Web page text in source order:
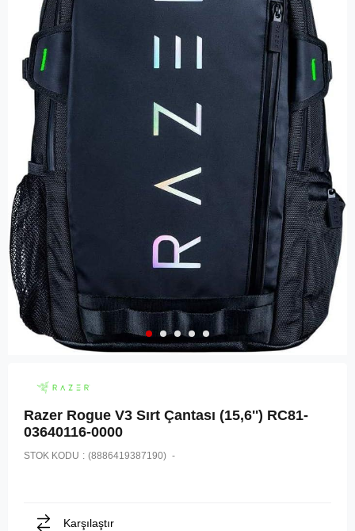
Razer Rogue V3 Sırt Çantası (15,6'') ‎RC81-
03640116-0000
STOK KODU (8886419387190)
Karşılaştır